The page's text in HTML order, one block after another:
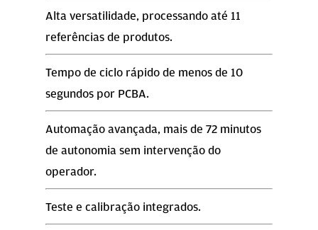
Alta versatilidade, processando até 11
referências de produtos.
Tempo de ciclo rápido de menos de 10
segundos por PCBA.
Automação avançada, mais de 72 minutos
de autonomia sem intervenção do
operador.
Teste e calibração integrados.